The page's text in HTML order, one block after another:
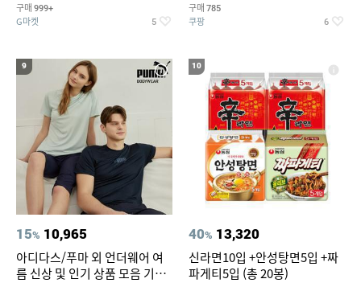
구매 999+
G마켓 5
구매 785
쿠팡 6
9
15% 10,965
아디다스/푸마 외 언더웨어 여
름 신상 및 인기 상품 모음 기획
10
40% 13,320
신라면10입 +안성탕면5입 +짜
파게티5입 (총 20봉)